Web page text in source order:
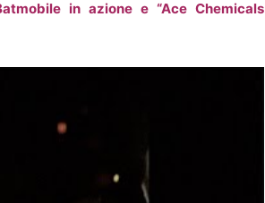
in azione e “Ace Chemicals